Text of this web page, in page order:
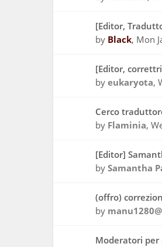
[Editor,
by Black, Mon
[Editor,
by eukaryota,
Cerco
by Flaminia,
[Editor]
by Samantha
(offro)
by
Moderatori per